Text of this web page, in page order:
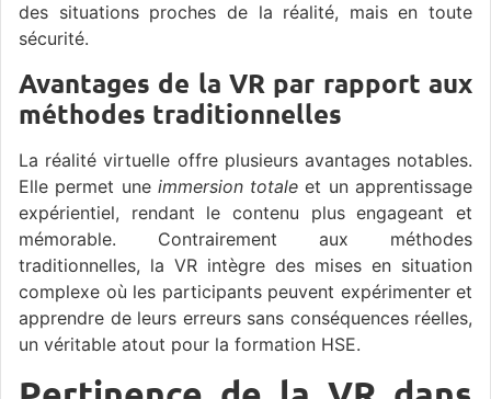
des situations proches de la réalité, mais en toute
sécurité.
Avantages de la VR par rapport aux
méthodes traditionnelles
La réalité virtuelle offre plusieurs avantages notables.
Elle permet une immersion totale et un apprentissage
expérientiel, rendant le contenu plus engageant et
mémorable. Contrairement aux méthodes
traditionnelles, la VR intègre des mises en situation
complexe où les participants peuvent expérimenter et
apprendre de leurs erreurs sans conséquences réelles,
un véritable atout pour la formation HSE.